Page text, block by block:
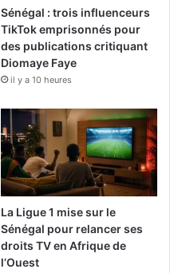
Sénégal : trois influenceurs
TikTok emprisonnés pour
des publications critiquant
Diomaye Faye
il y a 10 heures
La Ligue 1 mise sur le
Sénégal pour relancer ses
droits TV en Afrique de
l’Ouest